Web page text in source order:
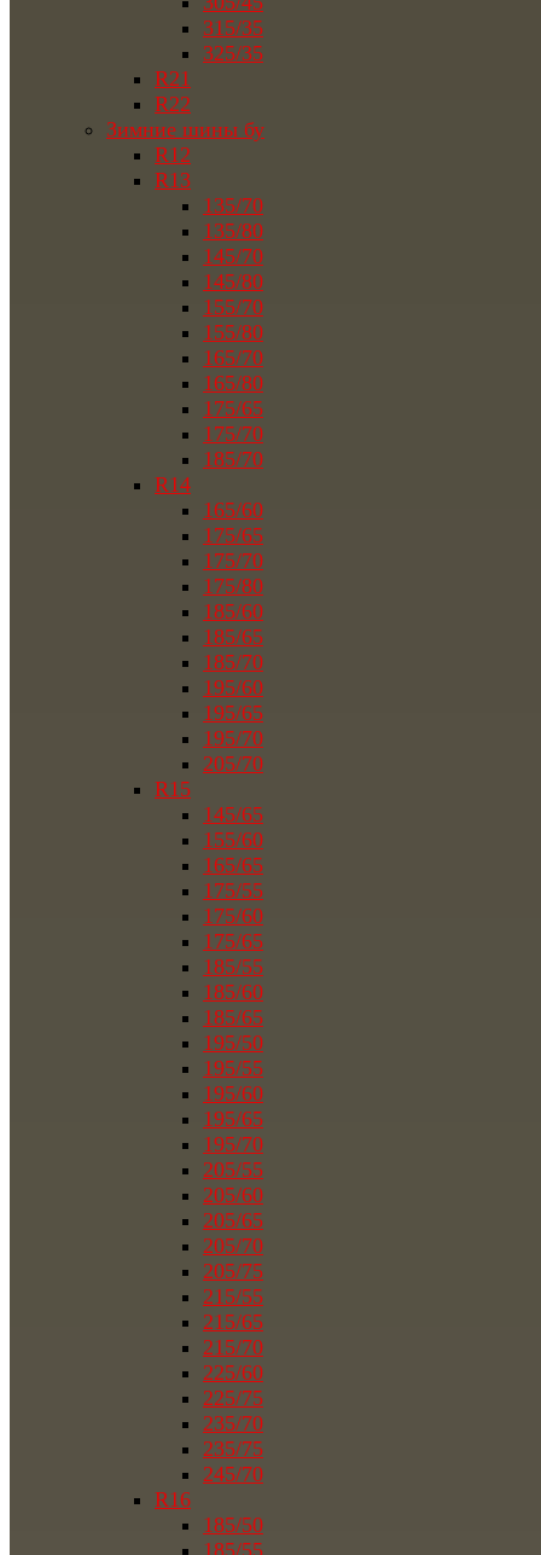
315/35
325/35
R21
R22
Зимние шины бу
R12
R13
135/70
135/80
145/70
145/80
155/70
155/80
165/70
165/80
175/65
175/70
185/70
R14
165/60
175/65
175/70
175/80
185/60
185/65
185/70
195/60
195/65
195/70
205/70
R15
145/65
155/60
165/65
175/55
175/60
175/65
185/55
185/60
185/65
195/50
195/55
195/60
195/65
195/70
205/55
205/60
205/65
205/70
205/75
215/55
215/65
215/70
225/60
225/75
235/70
235/75
245/70
R16
185/50
185/55